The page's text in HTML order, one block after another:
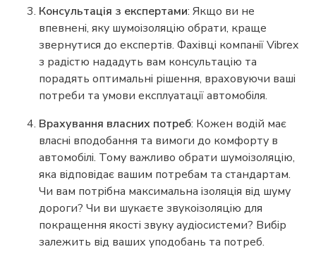
Консультація з експертами: Якщо ви не
впевнені, яку шумоізоляцію обрати, краще
звернутися до експертів. Фахівці компанії Vibrex
з радістю нададуть вам консультацію та
порадять оптимальні рішення, враховуючи ваші
потреби та умови експлуатації автомобіля.
Врахування власних потреб: Кожен водій має
власні вподобання та вимоги до комфорту в
автомобілі. Тому важливо обрати шумоізоляцію,
яка відповідає вашим потребам та стандартам.
Чи вам потрібна максимальна ізоляція від шуму
дороги? Чи ви шукаєте звукоізоляцію для
покращення якості звуку аудіосистеми? Вибір
залежить від ваших уподобань та потреб.